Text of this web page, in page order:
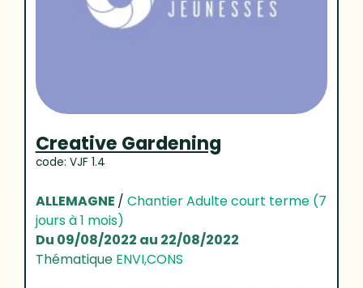
Creative Gardening
code: VJF 1.4
ALLEMAGNE / Chantier Adulte court terme (7
jours à 1 mois)
Du 09/08/2022 au 22/08/2022
Thématique ENVI,CONS